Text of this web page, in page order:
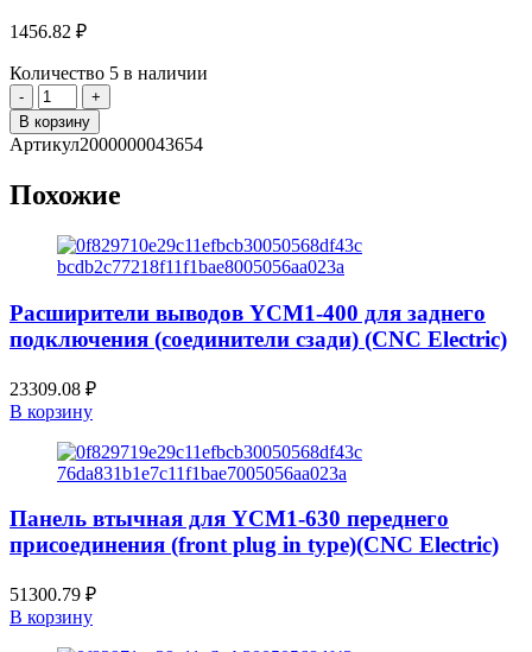
1456.82 ₽
Количество 5 в наличии
Количество
товара
Пластина
соединительная
100
(15х40х4)
(CNC
В корзину
Артикул2000000043654
Похожие
Расширители выводов YCM1-400 для заднего
подключения (соединители сзади) (CNC Electric)
23309.08 ₽
В корзину
Панель втычная для YCM1-630 переднего
присоединения (front plug in type)(CNC Electric)
51300.79 ₽
В корзину